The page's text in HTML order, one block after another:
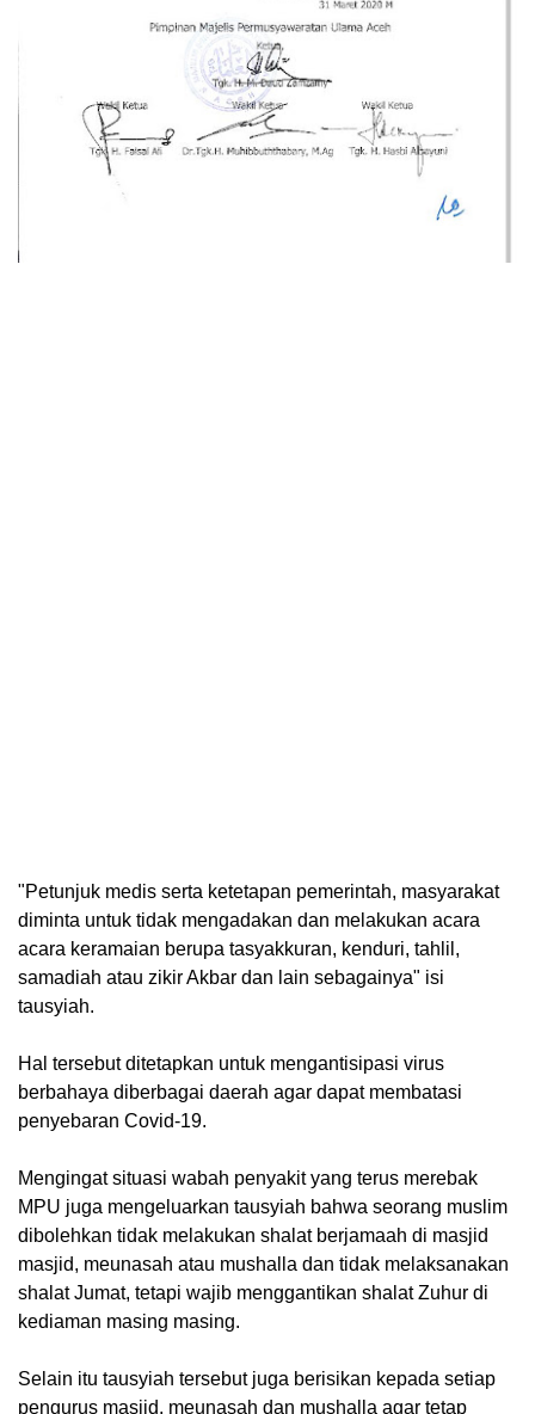
"Petunjuk medis serta ketetapan pemerintah, masyarakat
diminta untuk tidak mengadakan dan melakukan acara
acara keramaian berupa tasyakkuran, kenduri, tahlil,
samadiah atau zikir Akbar dan lain sebagainya" isi
tausyiah.
Hal tersebut ditetapkan untuk mengantisipasi virus
berbahaya diberbagai daerah agar dapat membatasi
penyebaran Covid-19.
Mengingat situasi wabah penyakit yang terus merebak
MPU juga mengeluarkan tausyiah bahwa seorang muslim
dibolehkan tidak melakukan shalat berjamaah di masjid
masjid, meunasah atau mushalla dan tidak melaksanakan
shalat Jumat, tetapi wajib menggantikan shalat Zuhur di
kediaman masing masing.
Selain itu tausyiah tersebut juga berisikan kepada setiap
pengurus masjid, meunasah dan mushalla agar tetap